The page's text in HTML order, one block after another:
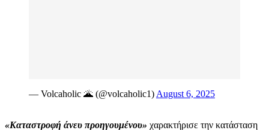
— Volcaholic 🌋 (@volcaholic1) August 6, 2025
«Καταστροφή άνευ προηγουμένου» χαρακτήρισε την κατάσταση